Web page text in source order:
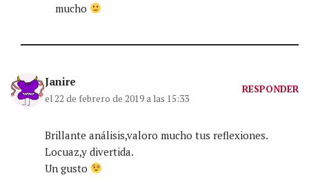
mucho
Janire
el 22 de febrero de 2019 a las 15:33
RESPONDER
Brillante análisis,valoro mucho tus reflexiones.
Locuaz,y divertida.
Un gusto